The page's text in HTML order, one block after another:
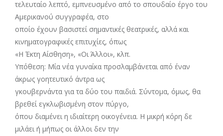
τελευταίο λεπτό, εμπνευσμένο από το σπουδαίο έργο του
Αμερικανού συγγραφέα, στο
οποίο έχουν βασιστεί σημαντικές θεατρικές, αλλά και
κινηματογραφικές επιτυχίες, όπως
«Η Έκτη Αίσθηση», «Οι Άλλοι», κλπ.
Υπόθεση: Μία νέα γυναίκα προσλαμβάνεται από έναν
άκρως γοητευτικό άντρα ως
γκουβερνάντα για τα δύο του παιδιά. Σύντομα, όμως, θα
βρεθεί εγκλωβισμένη στον πύργο,
όπου διαμένει η ιδιαίτερη οικογένεια. Η μικρή κόρη δε
μιλάει ή μήπως οι άλλοι δεν την